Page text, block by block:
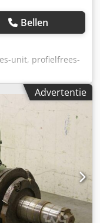
Bellen
unit, profielfrees-
profiler,
-Fabrikant:
BRANDT KM
/ 12000 rpm -
350 / H570 mm
Advertentie